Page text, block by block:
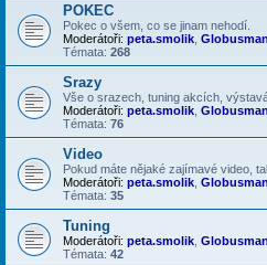
POKEC
Pokec o všem, co se jinam nehodí.
Moderátoři: peta.smolik Globusman
Témata: 268
Srazy
Vše o srazech, tuning akcích,
Moderátoři: peta.smolik Globusman
Témata: 76
Video
Pokud máte nějaké zajímavé video,
Moderátoři: peta.smolik Globusman
Témata: 35
Tuning
Moderátoři: peta.smolik Globusman
Témata: 42